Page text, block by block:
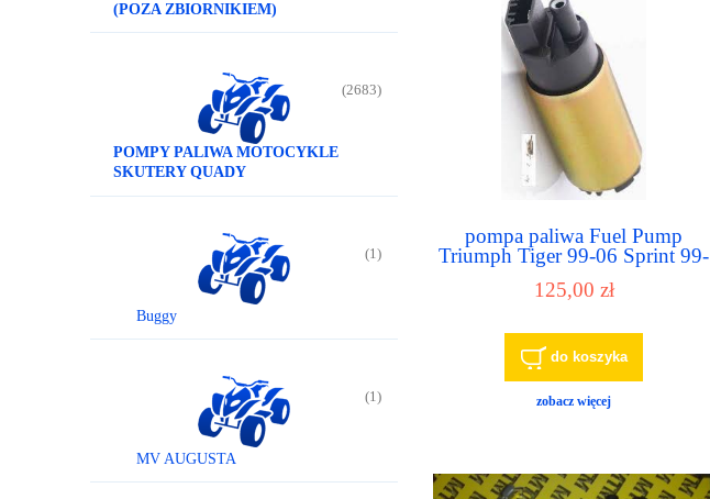
(POZA ZBIORNIKIEM)
POMPY PALIWA MOTOCYKLE
SKUTERY QUADY
(2683)
Buggy
(1)
MV AUGUSTA
(1)
pompa paliwa Fuel Pump
Triumph Tiger 99-06 Sprint 99-
T1240421
125,00 zł
do koszyka
zobacz więcej